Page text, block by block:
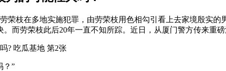
荣枝在多地实施犯罪，由劳荣枝用色相勾引看上去家境殷实
而劳荣枝此后20年一直不知所踪。近日，从厦门警方传来重
？”